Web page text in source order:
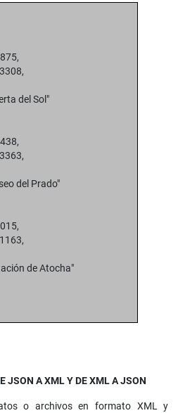
del Sol"
del Prado"
de Atocha"
JSON A XML Y DE XML A JSON
o archivos en formato XML y